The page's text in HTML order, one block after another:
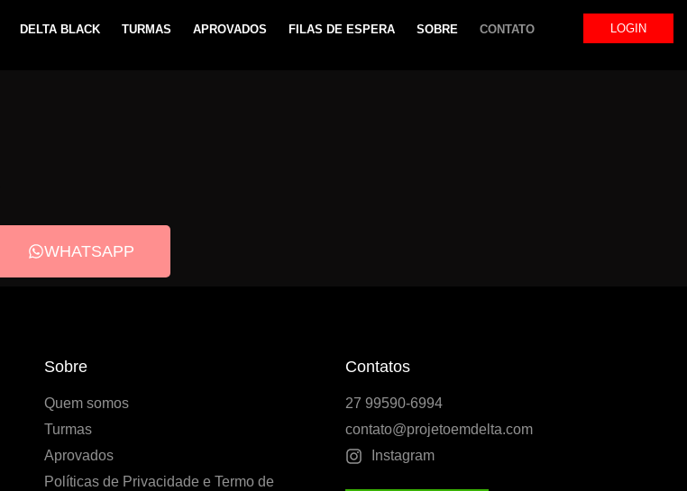
DELTA BLACK TURMAS APROVADOS FILAS DE ESPERA SOBRE CONTATO LOGIN
WHATSAPP
Sobre
Quem somos
Turmas
Aprovados
Políticas de Privacidade e Termo de
Contatos
27 99590-6994
contato@projetoemdelta.com
Instagram